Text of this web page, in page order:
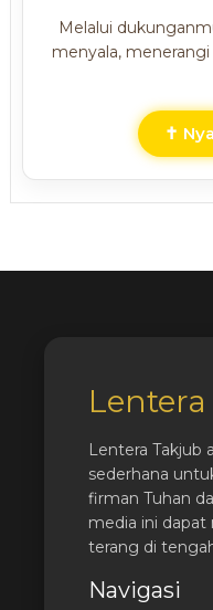
Melalui
menyala,
✝
Lentera Takjub
sederhana
firman Tuhan
media ini
terang di
Navigasi